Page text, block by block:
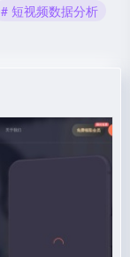
# 短视频数据分析